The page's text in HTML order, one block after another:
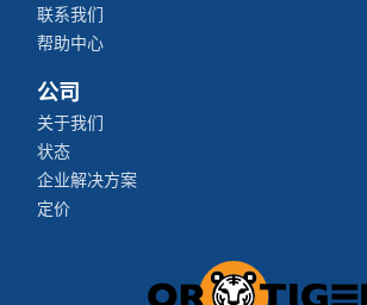
联系我们
帮助中心
公司
关于我们
状态
企业解决方案
定价